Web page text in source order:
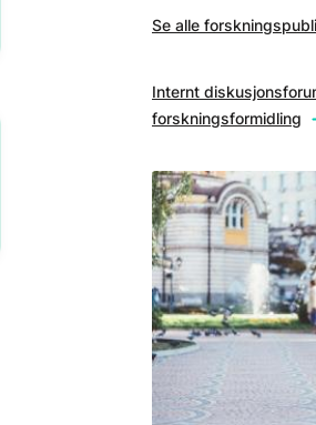
Se alle
Internt
forskningsformidling